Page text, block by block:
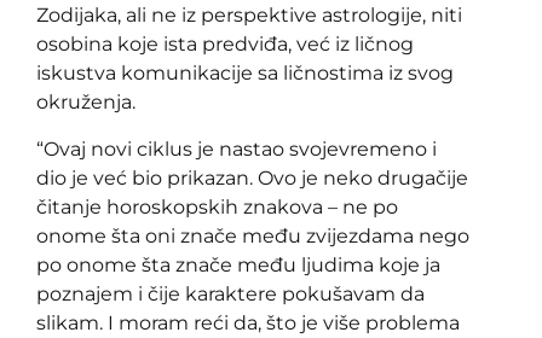
Zodijaka, ali ne iz perspektive astrologije, niti
osobina koje ista predviđa, već iz ličnog
iskustva komunikacije sa ličnostima iz svog
okruženja.
“Ovaj novi ciklus je nastao svojevremeno i
dio je već bio prikazan. Ovo je neko drugačije
čitanje horoskopskih znakova – ne po
onome šta oni znače među zvijezdama nego
po onome šta znače među ljudima koje ja
poznajem i čije karaktere pokušavam da
slikam. I moram reći da, što je više problema